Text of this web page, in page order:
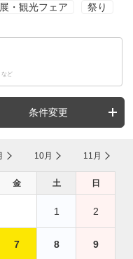
・観光フェア 祭り
など
条件変更
10月 11月
金 土 日
1 2
7 8 9